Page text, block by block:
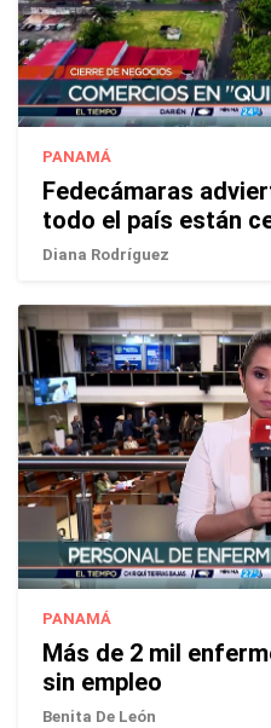
PANAMÁ
Fedecámaras
todo el país están
Diana Rodríguez
PANAMÁ
Más de 2 mil
sin empleo
Benita De León